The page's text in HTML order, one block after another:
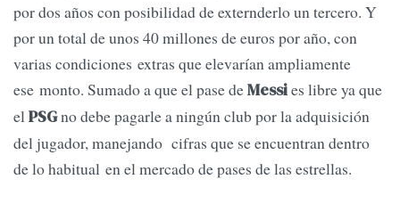
por dos años con posibilidad de externderlo un tercero. Y
por un total de unos 40 millones de euros por año, con
varias condiciones extras que elevarían ampliamente
ese monto. Sumado a que el pase deMessies libre ya que
elPSGno debe pagarle a ningún club por la adquisición
del jugador, manejando cifras que se encuentran dentro
de lo habitual en el mercado de pases de las estrellas.